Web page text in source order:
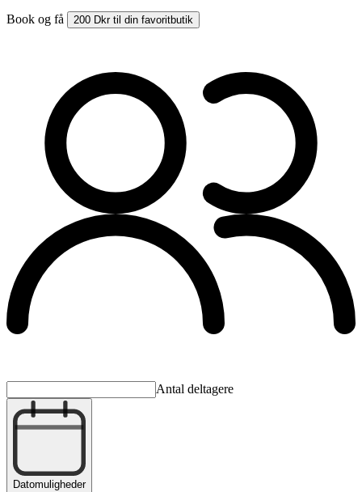
Book og få 200 Dkr til din favoritbutik
Antal deltagere
Datomuligheder